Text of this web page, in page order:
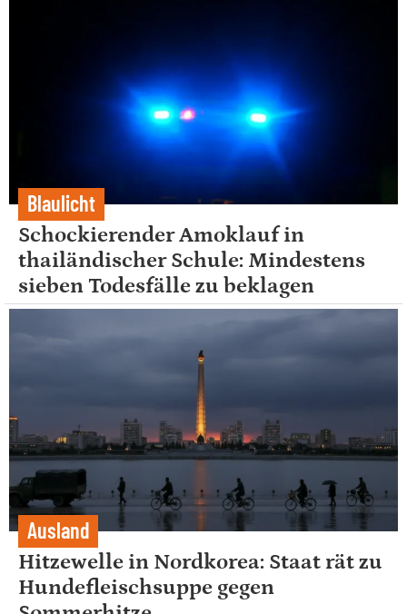
Blaulicht
Schockierender Amoklauf in
thailändischer Schule: Mindestens
sieben Todesfälle zu beklagen
Ausland
Hitzewelle in Nordkorea: Staat rät zu
Hundefleischsuppe gegen